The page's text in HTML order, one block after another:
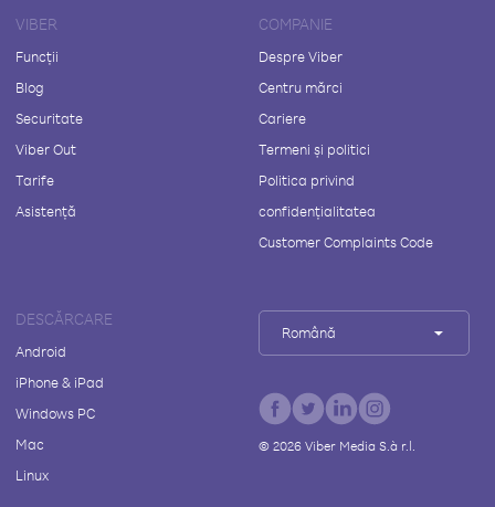
VIBER
Funcții
Blog
Securitate
Viber Out
Tarife
Asistență
COMPANIE
Despre Viber
Centru mărci
Cariere
Termeni și politici
Politica privind
confidențialitatea
Customer Complaints Code
DESCĂRCARE
Android
iPhone & iPad
Windows PC
Mac
Linux
Română
© 2026Viber Media S.à r.l.